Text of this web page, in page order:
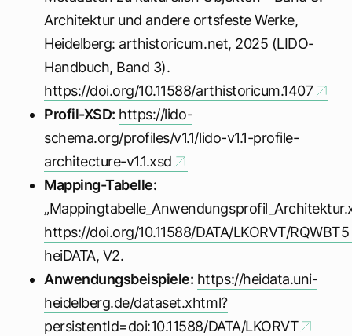
Architektur und andere ortsfeste Werke,
Heidelberg: arthistoricum.net, 2025 (LIDO-
Handbuch, Band 3).
https://doi.org/10.11588/arthistoricum.1407
Profil-XSD: https://lido-
schema.org/profiles/v1.1/lido-v1.1-profile-
architecture-v1.1.xsd
Mapping-Tabelle:
https://doi.org/10.11588/DATA/LKORVT/RQWBT5
heiDATA, V2.
Anwendungsbeispiele: https://heidata.uni-
heidelberg.de/dataset.xhtml?
persistentId=doi:10.11588/DATA/LKORVT